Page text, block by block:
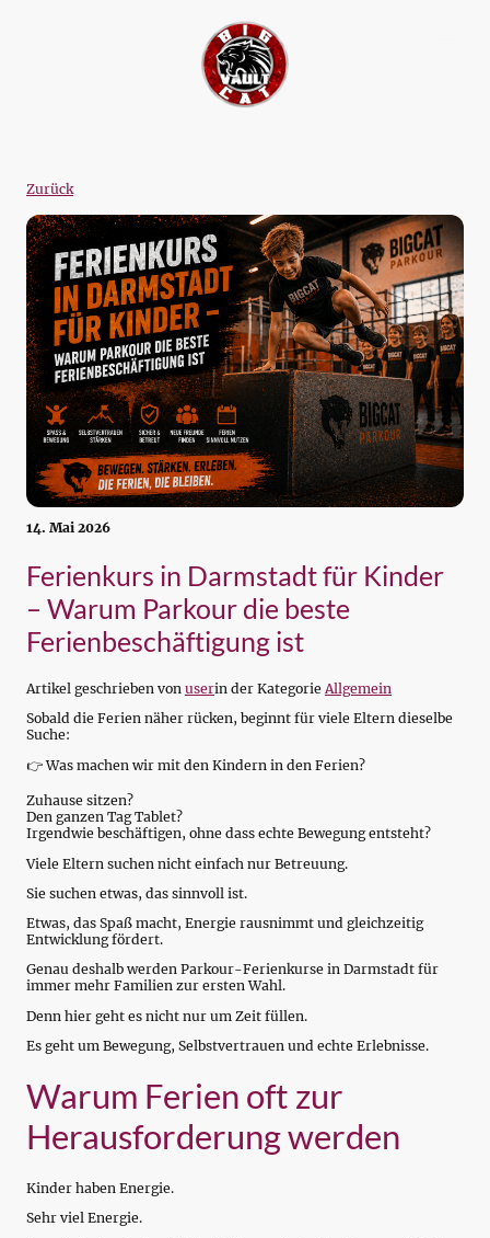
Zurück
14. Mai 2026
Ferienkurs in Darmstadt für Kinder
– Warum Parkour die beste
Ferienbeschäftigung ist
Artikel geschrieben von userin der Kategorie Allgemein
Sobald die Ferien näher rücken, beginnt für viele Eltern dieselbe
Suche:
👉 Was machen wir mit den Kindern in den Ferien?
Zuhause sitzen?
Den ganzen Tag Tablet?
Irgendwie beschäftigen, ohne dass echte Bewegung entsteht?
Viele Eltern suchen nicht einfach nur Betreuung.
Sie suchen etwas, das sinnvoll ist.
Etwas, das Spaß macht, Energie rausnimmt und gleichzeitig
Entwicklung fördert.
Genau deshalb werden Parkour-Ferienkurse in Darmstadt für
immer mehr Familien zur ersten Wahl.
Denn hier geht es nicht nur um Zeit füllen.
Es geht um Bewegung, Selbstvertrauen und echte Erlebnisse.
Warum Ferien oft zur
Herausforderung werden
Kinder haben Energie.
Sehr viel Energie.